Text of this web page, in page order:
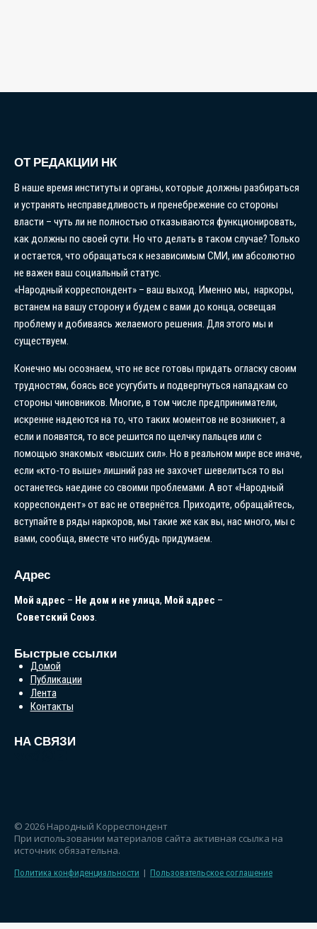
ОТ РЕДАКЦИИ НК
В наше время институты и органы, которые должны разбираться
и устранять несправедливость и пренебрежение со стороны
власти – чуть ли не полностью отказываются функционировать,
как должны по своей сути. Но что делать в таком случае? Только
и остается, что обращаться к независимым СМИ, им абсолютно
не важен ваш социальный статус.
«Народный корреспондент» – ваш выход. Именно мы, наркоры,
встанем на вашу сторону и будем с вами до конца, освещая
проблему и добиваясь желаемого решения. Для этого мы и
существуем.
Конечно мы осознаем, что не все готовы придать огласку своим
трудностям, боясь все усугубить и подвергнуться нападкам со
стороны чиновников. Многие, в том числе предприниматели,
искренне надеются на то, что таких моментов не возникнет, а
если и появятся, то все решится по щелчку пальцев или с
помощью знакомых «высших сил». Но в реальном мире все иначе,
если «кто-то выше» лишний раз не захочет шевелиться то вы
останетесь наедине со своими проблемами. А вот «Народный
корреспондент» от вас не отвернётся. Приходите, обращайтесь,
вступайте в ряды наркоров, мы такие же как вы, нас много, мы с
вами, сообща, вместе что нибудь придумаем.
Адрес
Мой адрес – Не дом и не улица, Мой адрес –
Советский Союз.
Быстрые ссылки
Домой
Публикации
Лента
Контакты
НА СВЯЗИ
© 2026 Народный Корреспондент
При использовании материалов сайта активная ссылка на
источник обязательна.
Политика конфиденциальности | Пользовательское соглашение